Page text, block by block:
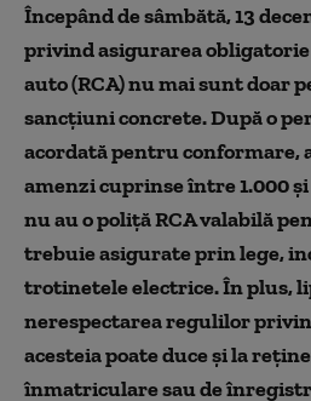
Începând de sâmbătă, 13
privind asigurarea
auto (RCA) nu mai sunt doar
sancțiuni concrete. După o
acordată pentru conformare,
amenzi cuprinse între 1.000
nu au o poliță RCA valabilă
trebuie asigurate prin lege,
trotinetele electrice. În plus,
nerespectarea regulilor
acesteia poate duce și la
înmatriculare sau de